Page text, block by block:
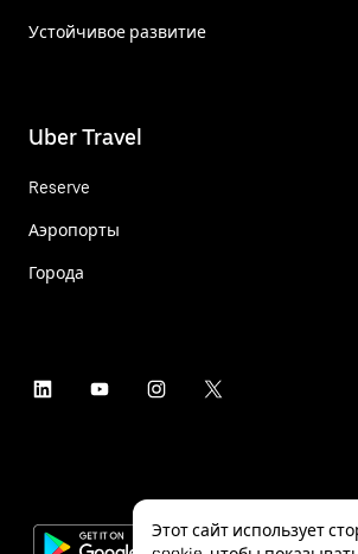
Устойчивое развитие
Uber Travel
Reserve
Аэропорты
Города
Этот сайт использует